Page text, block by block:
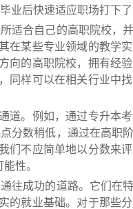
业后快速适应职场打下了
适合自己的高职院校，
某些专业领域的教学实
向的高职院校，拥有经
同样可以在相关行业中
道。例如，通过专升本
分数稍低，通过在高职
们不应简单地以分数来
性。
往成功的道路。它们在
的就业基础。对于那些